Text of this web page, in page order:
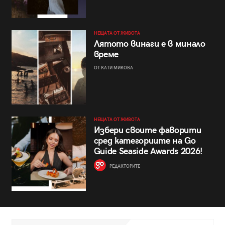
НЕЩАТА ОТ ЖИВОТА
Лятото винаги е в минало
време
ОТ КАТИ МИКОВА
НЕЩАТА ОТ ЖИВОТА
Избери своите фаворити
сред категориите на Go
Guide Seaside Awards 2026!
РЕДАКТОРИТЕ